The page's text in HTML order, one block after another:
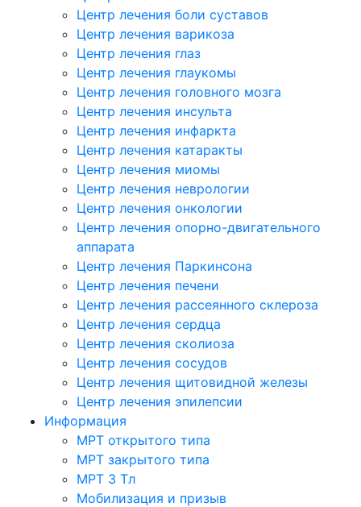
Центр лечения боли суставов
Центр лечения варикоза
Центр лечения глаз
Центр лечения глаукомы
Центр лечения головного мозга
Центр лечения инсульта
Центр лечения инфаркта
Центр лечения катаракты
Центр лечения миомы
Центр лечения неврологии
Центр лечения онкологии
Центр лечения опорно-двигательного
аппарата
Центр лечения Паркинсона
Центр лечения печени
Центр лечения рассеянного склероза
Центр лечения сердца
Центр лечения сколиоза
Центр лечения сосудов
Центр лечения щитовидной железы
Центр лечения эпилепсии
Информация
МРТ открытого типа
МРТ закрытого типа
МРТ 3 Тл
Мобилизация и призыв